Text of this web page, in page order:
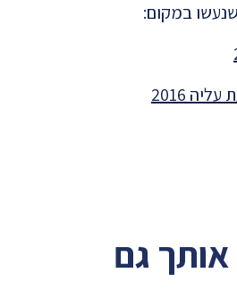
במקום:
2016
אותך גם